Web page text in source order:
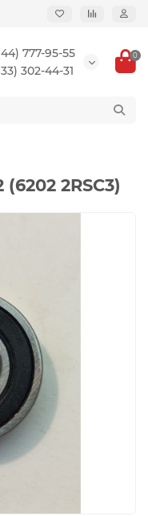
777-95-55
302-44-31
0
2RSC3)